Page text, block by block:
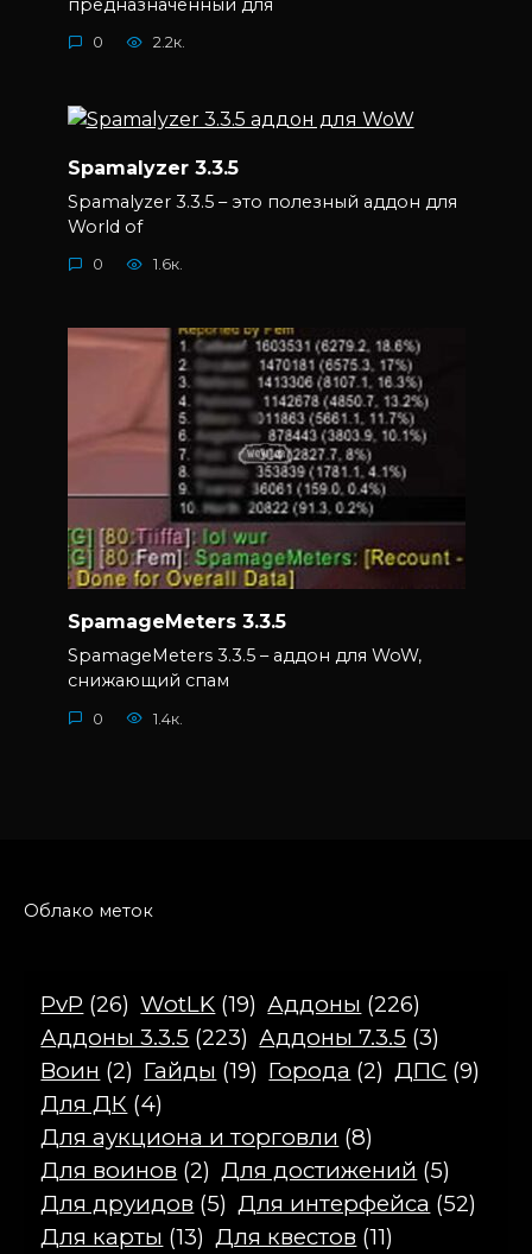
предназначенный для
0 2.2к.
Spamalyzer 3.3.5
Spamalyzer 3.3.5 – это полезный аддон для
World of
0 1.6к.
SpamageMeters 3.3.5
SpamageMeters 3.3.5 – аддон для WoW,
снижающий спам
0 1.4к.
Облако меток
PvP (26) WotLK (19) Аддоны (226)
Аддоны 3.3.5 (223) Аддоны 7.3.5 (3)
Воин (2) Гайды (19) Города (2) ДПС (9)
Для ДК (4)
Для аукциона и торговли (8)
Для воинов (2) Для достижений (5)
Для друидов (5) Для интерфейса (52)
Для карты (13) Для квестов (11)